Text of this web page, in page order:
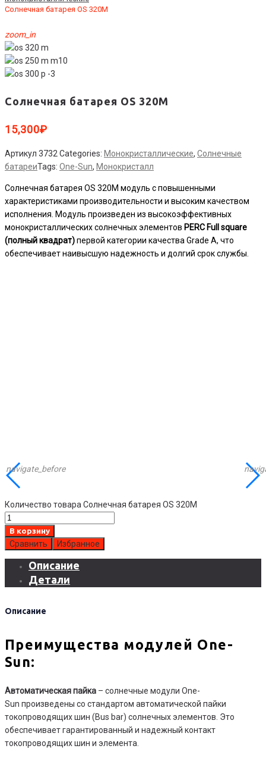
Солнечная батарея OS 320M
zoom_in
Солнечная батарея OS 320M
15,300₽
Артикул 3732 Categories: Монокристаллические, Солнечные
батареиTags: One-Sun, Монокристалл
Солнечная батарея OS 320M модуль с повышенными
характеристиками производительности и высоким качеством
исполнения. Модуль произведен из высокоэффективных
монокристаллических солнечных элементов PERC Full square
(полный квадрат)первой категории качества Grade A, что
обеспечивает наивысшую надежность и долгий срок службы.
Количество товара Солнечная батарея OS 320M
В корзину
Сравнить Избранное
Описание
Детали
Описание
Преимущества модулей One-
Sun:
Автоматическая пайка – солнечные модули One-
Sun произведены со стандартом автоматической пайки
токопроводящих шин (Bus bar) солнечных элементов. Это
обеспечивает гарантированный и надежный контакт
токопроводящих шин и элемента.
navigate_before